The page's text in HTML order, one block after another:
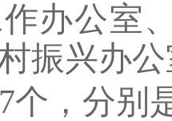
办公室
振兴办
7个，分别